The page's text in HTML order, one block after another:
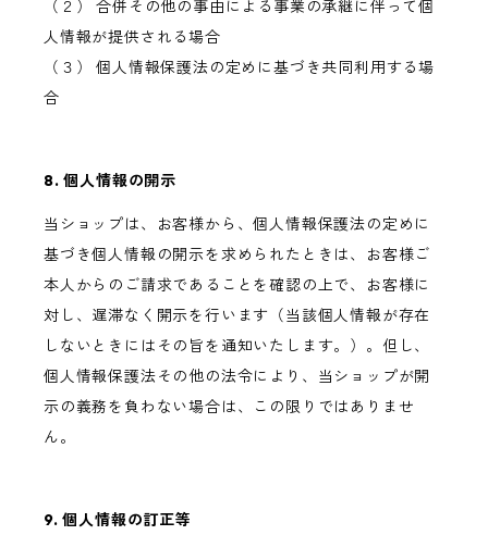
（２） 合併その他の事由による事業の承継に伴って個
人情報が提供される場合
（３） 個人情報保護法の定めに基づき共同利用する場
合
8. 個人情報の開示
当ショップは、お客様から、個人情報保護法の定めに
基づき個人情報の開示を求められたときは、お客様ご
本人からのご請求であることを確認の上で、お客様に
対し、遅滞なく開示を行います（当該個人情報が存在
しないときにはその旨を通知いたします。）。但し、
個人情報保護法その他の法令により、当ショップが開
示の義務を負わない場合は、この限りではありませ
ん。
9. 個人情報の訂正等